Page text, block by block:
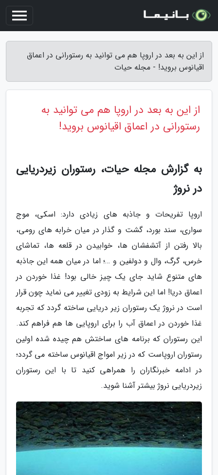
از این به بعد در اروپا هم می توانید به رستورانی در اعماق
اقیانوس بروید! - مجله حیات
از این به بعد در اروپا هم می توانید به
رستورانی در اعماق اقیانوس بروید!
به گزارش مجله حیات، رستوران زیردریایی
در نروژ
اروپا تفریحات و جاذبه های زیادی دارد: اسکی، موج
سواری، سند بورد، گشت و گذار در میان خرابه های رومی،
بالا رفتن از آتشفشان ها، خوابیدن در قلعه ها، تماشای
خرس، گرگ، وال و دولفین و …؛ اما در میان همه این جاذبه
های متنوع شاید جای یک چیز خالی بود! غذا خوردن در
اعماق دریا! اما این شرایط به زودی تغییر می نماید چون قرار
است در نروژ یک رستوران زیر دریایی ساخته گردد که تجربه
غذا خوردن در اعماق آب را برای اروپایی ها هم فراهم کند.
این رستوران که برنامه های ساختش هم چیده شده اولین
رستوران اروپاست که در زیر امواج اقیانوس ساخته می گردد؛
در ادامه خبرنگاران را همراهی کنید تا با این رستوران
زیردریایی نروژ بیشتر آشنا شوید.